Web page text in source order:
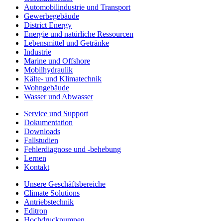
Automobilindustrie und Transport
Gewerbegebäude
District Energy
Energie und natürliche Ressourcen
Lebensmittel und Getränke
Industrie
Marine und Offshore
Mobilhydraulik
Kälte- und Klimatechnik
Wohngebäude
Wasser und Abwasser
Service und Support
Dokumentation
Downloads
Fallstudien
Fehlerdiagnose und -behebung
Lernen
Kontakt
Unsere Geschäftsbereiche
Climate Solutions
Antriebstechnik
Editron